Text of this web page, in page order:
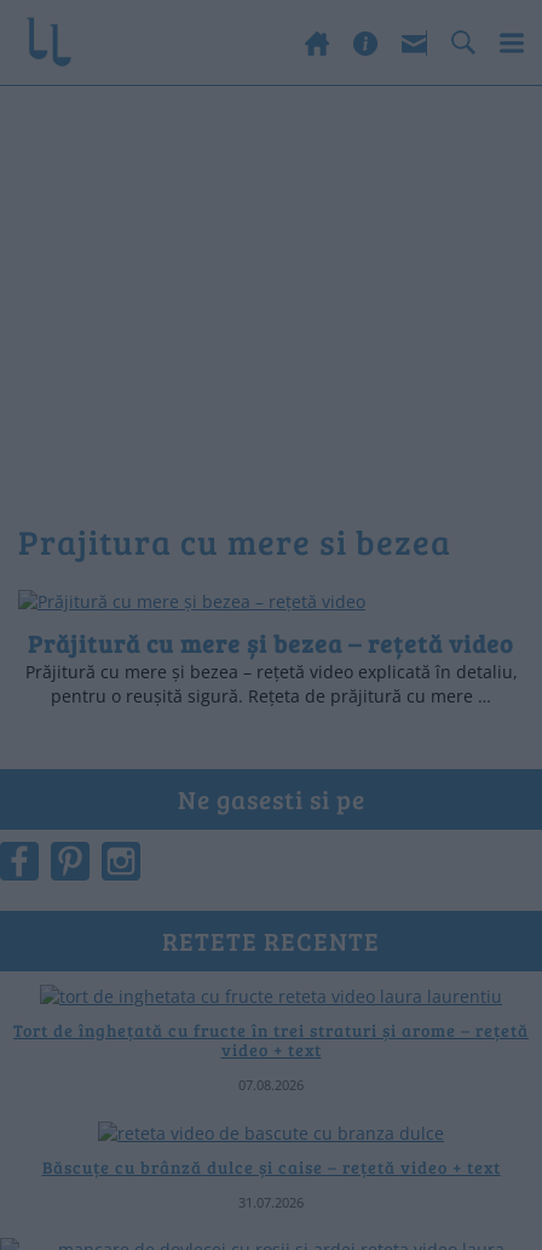
prajitura cu mere si bezea
Prăjitură cu mere și bezea – rețetă video
Prăjitură cu mere și bezea – rețetă video explicată în detaliu,
pentru o reușită sigură. Rețeta de prăjitură cu mere …
Ne gasesti si pe
RETETE RECENTE
Tort de înghețată cu fructe în trei straturi și arome – rețetă
video + text
07.08.2026
Băscuțe cu brânză dulce și caise – rețetă video + text
31.07.2026